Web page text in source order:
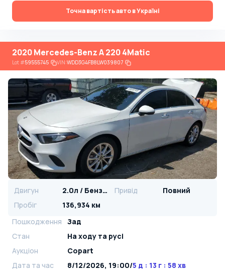
Точна вартість авто в Україні
2020 Mercedes-Benz A 220 4Matic
Lot#59555745 VIN:WDD3G4FB8LW039807
Двигун 2.0л / Бензин Привід
Повний
Пробіг
136,934 км
Пошкодження
Зад
Стан
На ​​ходу та русі
Аукціон
Copart
Дата та час
8/12/2026, 19:00/5 д : 13 г : 58 хв